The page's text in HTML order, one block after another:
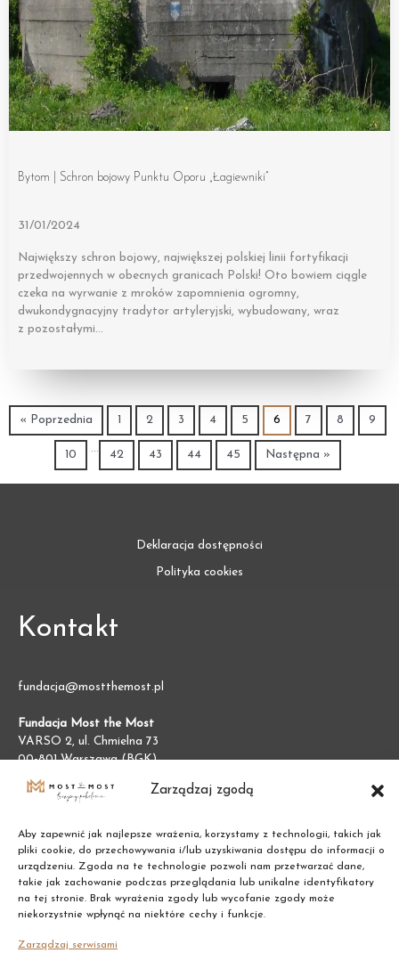
Zarządzaj zgodą
Aby zapewnić jak najlepsze wrażenia, korzystamy z technologii, takich jak
pliki cookie, do przechowywania i/lub uzyskiwania dostępu do informacji o
urządzeniu. Zgoda na te technologie pozwoli nam przetwarzać dane,
takie jak zachowanie podczas przeglądania lub unikalne identyfikatory
na tej stronie. Brak wyrażenia zgody lub wycofanie zgody może
niekorzystnie wpłynąć na niektóre cechy i funkcje.
Zarządzaj serwisami
Bytom | Schron bojowy Punktu Oporu „Łagiewniki”
31/01/2024
Największy schron bojowy, największej polskiej linii fortyfikacji
przedwojennych w obecnych granicach Polski! Oto bowiem ciągle
czeka na wyrwanie z mroków zapomnienia ogromny,
dwukondygnacyjny tradytor artyleryjski, wybudowany, wraz
z pozostałymi…
« Poprzednia 2 3 4 5 6 7 8 9
10
…
42 43 44 45 Następna »
Deklaracja dostępności
Polityka cookies
Kontakt
fundacja@mostthemost.pl
Fundacja Most the Most
VARSO 2, ul. Chmielna 73
00-801 Warszawa (BGK)
REGON:387474695